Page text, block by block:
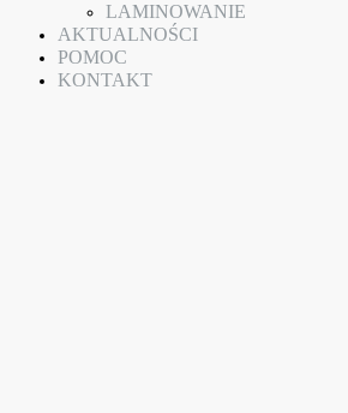
LAMINOWANIE
AKTUALNOŚCI
POMOC
KONTAKT